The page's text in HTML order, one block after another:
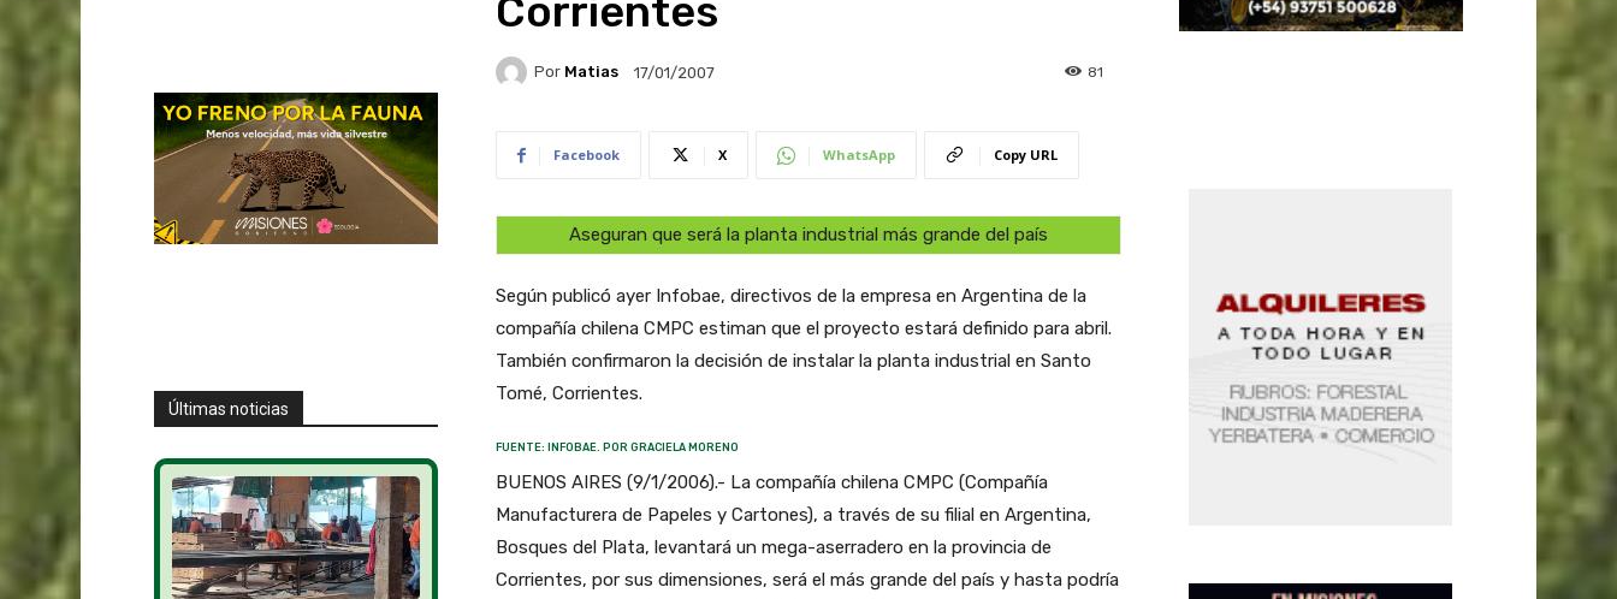
Últimas noticias
Corrientes
Por Matias 17/01/2007 81
Facebook X WhatsApp Copy URL
Aseguran que será la planta industrial más grande del país
Según publicó ayer Infobae, directivos de la empresa en Argentina de la
compañía chilena CMPC estiman que el proyecto estará definido para abril.
También confirmaron la decisión de instalar la planta industrial en Santo
Tomé, Corrientes.
FUENTE: INFOBAE. POR GRACIELA MORENO
BUENOS AIRES (9/1/2006).- La compañía chilena CMPC (Compañía
Manufacturera de Papeles y Cartones), a través de su filial en Argentina,
Bosques del Plata, levantará un mega-aserradero en la provincia de
Corrientes, por sus dimensiones, será el más grande del país y hasta podría